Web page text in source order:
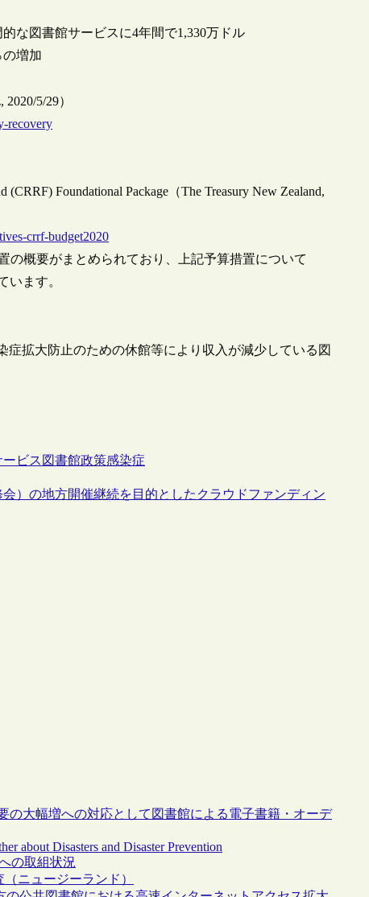
な図書館サービスに4年間で1,330万ドル
の増加
5/29）
recovery
Foundational Package（The Treasury New Zealand,
crrf-budget2020
概要がまとめられており、上記予算措置について
います。
拡大防止のための休館等により収入が減少している図
ービス 図書館政策感染症
）の地方開催継続を目的としたクラウドファンディン
の大幅増への対応として図書館による電子書籍・オーデ
about Disasters and Disaster Prevention
の取組状況
ニュージーランド）